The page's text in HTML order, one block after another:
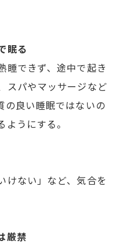
眠る
睡できず、途中で起き
スパやマッサージなど
の良い睡眠ではないの
うにする。
けない」など、気合を
厳禁